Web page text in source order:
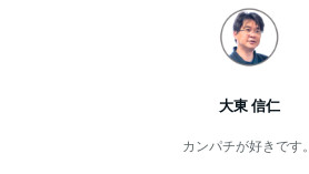
大東 信仁
カンパチが好きです。